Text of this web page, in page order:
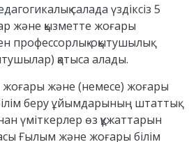
салада үздіксіз 5
және қызметте жоғары
профессорлық-оқытушылық
қатыса алады.
жоғары және (немесе) жоғары
беру ұйымдарының штаттық
үміткерлер өз құжаттарын
Ғылым және жоғары білім